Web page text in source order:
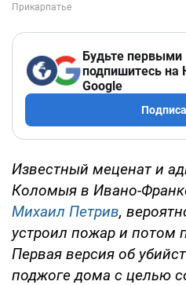
Будьте первыми
подпишитесь на
Google
Известный меценат и
Коломыя в Ивано-
Михаил Петрив,
устроил пожар и потом
Первая версия об
поджоге дома с целью